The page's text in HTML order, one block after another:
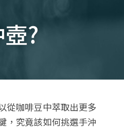
?
從咖啡豆中萃取出更多
，究竟該如何挑選手沖